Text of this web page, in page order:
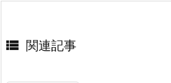
 関連記事